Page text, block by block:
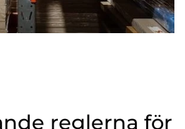
reglerna för